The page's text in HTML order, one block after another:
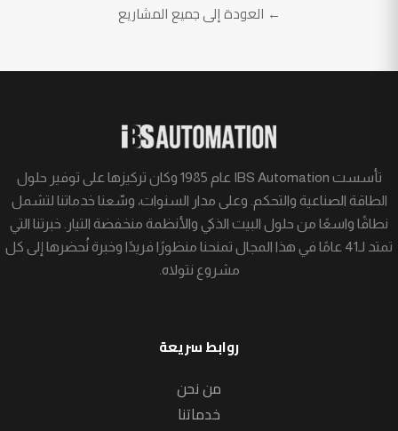
← العودة إلى جميع المشاريع
تأسست IBS Automation عام 1985 وكان تركيزها على توفير حلول
الطاقة الصناعية والتحكم. وعلى مدار السنوات، وسّعنا خدماتنا لتشمل
نطاقًا واسعًا من حلول البيت الذكي والأنظمة منخفضة التيار. خبرتنا التي
تمتد لـ41 عامًا في هذا المجال تمنحنا منظورًا فريدًا وخبرة نُحضرها إلى كل
مشروع نتولاه.
روابط سريعة
من نحن
خدماتنا